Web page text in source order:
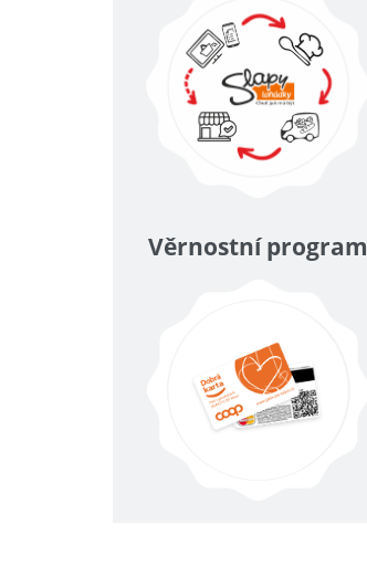
Věrnostní program